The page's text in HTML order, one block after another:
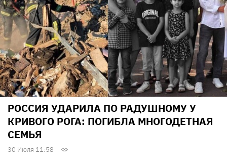
РОССИЯ УДАРИЛА ПО РАДУШНОМУ У
КРИВОГО РОГА: ПОГИБЛА МНОГОДЕТНАЯ
СЕМЬЯ
30 Июля 11:58